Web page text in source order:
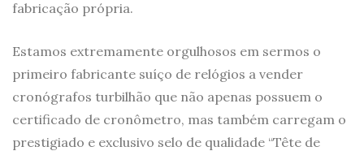
fabricação própria.
Estamos extremamente orgulhosos em sermos o
primeiro fabricante suíço de relógios a vender
cronógrafos turbilhão que não apenas possuem o
certificado de cronômetro, mas também carregam o
prestigiado e exclusivo selo de qualidade “Tête de